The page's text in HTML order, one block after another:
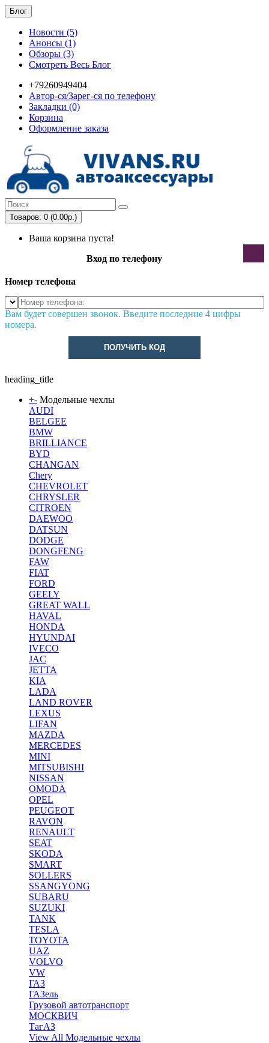
Блог
Новости (5)
Анонсы (1)
Обзоры (3)
Смотреть Весь Блог
+79260949404
Автор-ся/Зарег-ся по телефону
Закладки (0)
Корзина
Оформление заказа
Товаров: 0 (0.00р.)
Ваша корзина пуста!
Вход по телефону
Номер телефона
Вам будет совершен звонок. Введите последние 4 цифры
номера.
ПОЛУЧИТЬ КОД
heading_title
+- Модельные чехлы
AUDI
BELGEE
BMW
BRILLIANCE
BYD
CHANGAN
Chery
CHEVROLET
CHRYSLER
CITROEN
DAEWOO
DATSUN
DODGE
DONGFENG
FAW
FIAT
FORD
GEELY
GREAT WALL
HAVAL
HONDA
HYUNDAI
IVECO
JAC
JETTA
KIA
LADA
LAND ROVER
LEXUS
LIFAN
MAZDA
MERCEDES
MINI
MITSUBISHI
NISSAN
OMODA
OPEL
PEUGEOT
RAVON
RENAULT
SEAT
SKODA
SMART
SOLLERS
SSANGYONG
SUBARU
SUZUKI
TANK
TESLA
TOYOTA
UAZ
VOLVO
VW
ГАЗ
ГАЗель
Грузовой автотранспорт
МОСКВИЧ
ТагАЗ
View All Модельные чехлы